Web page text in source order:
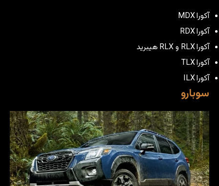
آکورا MDX
آکورا RDX
آکورا RLX و RLX هیبرید
آکورا TLX
آکورا ILX
سوبارو